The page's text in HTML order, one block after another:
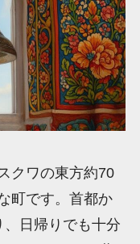
クワの東方約70
町です。首都か
日帰りでも十分